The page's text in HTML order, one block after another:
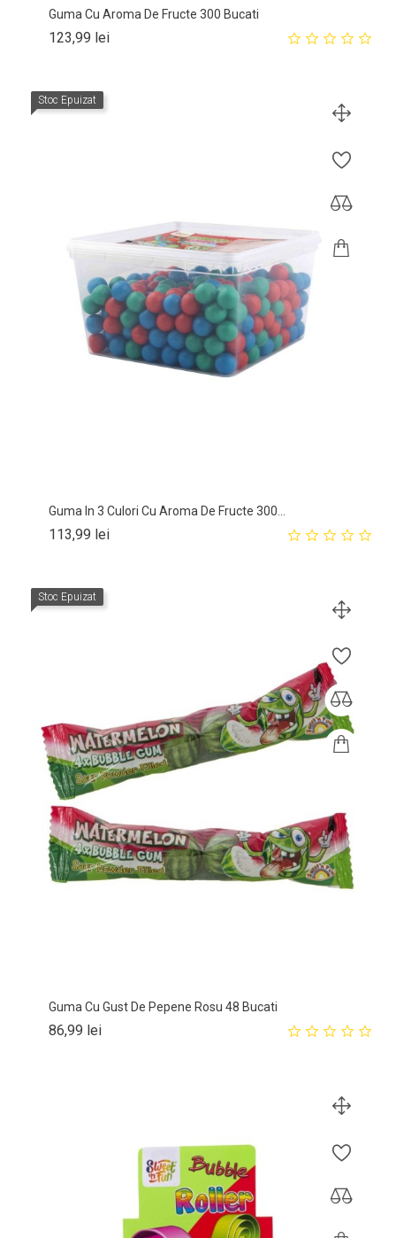
Guma Cu Aroma De Fructe 300 Bucati
123,99 leiPret
Stoc Epuizat
Guma In 3 Culori Cu Aroma De Fructe 300...
113,99 leiPret
Stoc Epuizat
Guma Cu Gust De Pepene Rosu 48 Bucati
86,99 leiPret